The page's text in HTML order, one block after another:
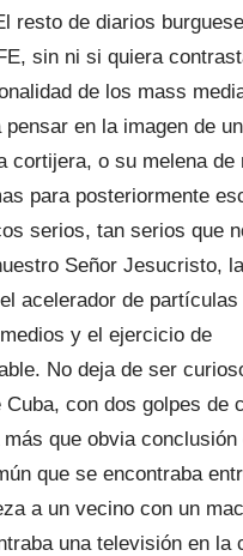
resto de diarios
sin ni si quiera
de los mass
en la imagen de un
cortijera, o su melena de
para posteriormente
serios, tan serios que
Señor Jesucristo,
acelerador de partículas
y el ejercicio de
No deja de ser
con dos golpes de
que obvia conclusión
que se encontraba
a un vecino con un
una televisión en la